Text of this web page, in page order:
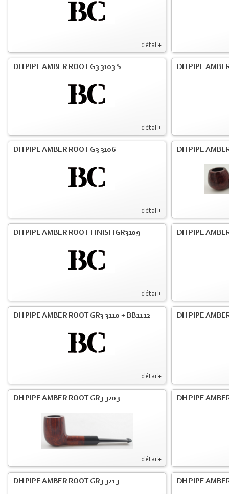
détail+
détail+
DH PIPE AMBER ROOT G3 3103 S DH PIPE
détail+
DH PIPE AMBER ROOT G3 3106 DH PIPE
détail+
DH PIPE AMBER ROOT FINISH GR3109 DH PIPE
détail+
DH PIPE AMBER ROOT GR3 3110 + BB1112 DH PIPE
détail+
DH PIPE AMBER ROOT GR3 3203 DH PIPE
DH PIPE AMBER ROOT GR3 3213 DH PIPE